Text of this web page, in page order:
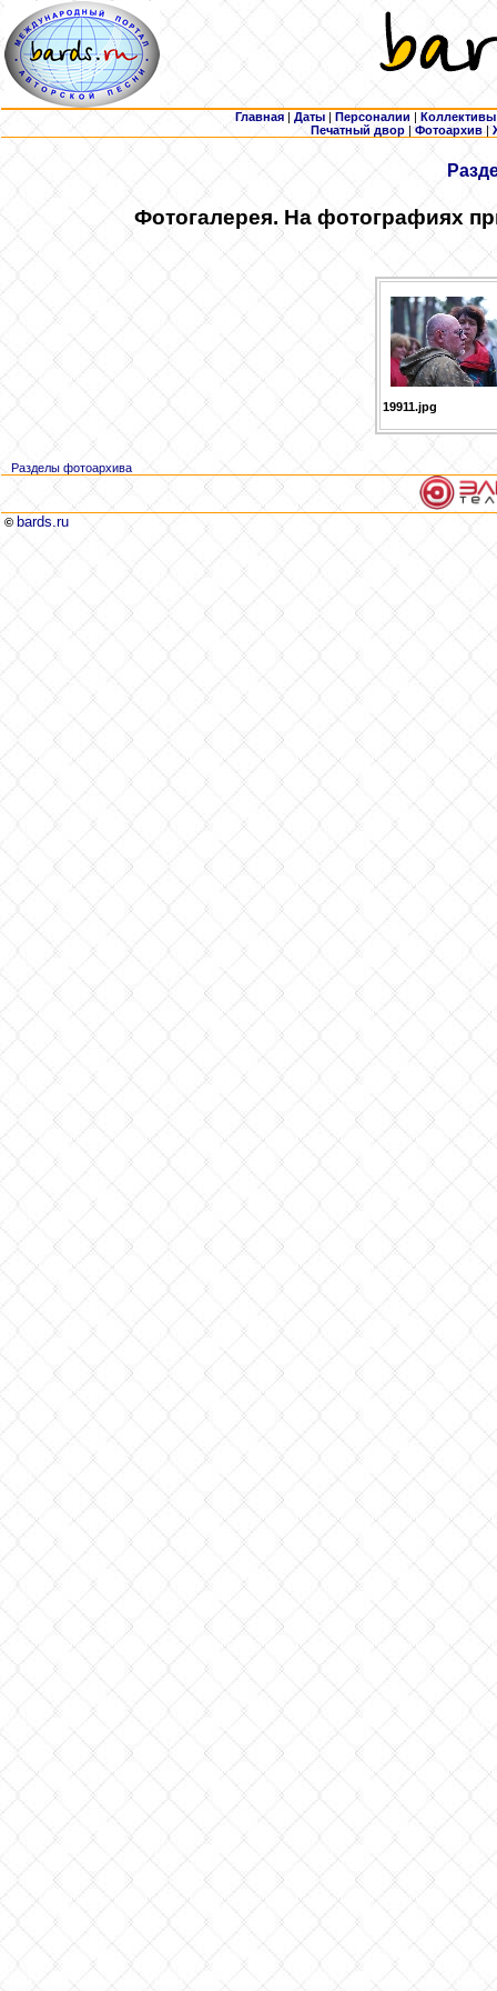
Главная | Даты | Персоналии | Коллективы
Печатный двор |Фотоархив |
Фотогалерея. На фотографиях
19911.jpg
Разделы фотоархива
© bards.ru